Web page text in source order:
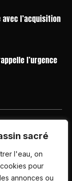
sacré
l'eau, on
pour
annonces ou
l’acquisition
l’urgence